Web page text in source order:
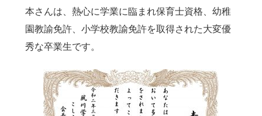
本さんは、熱心に学業に臨まれ保育士資格、幼稚
園教諭免許、小学校教諭免許を取得された大変優
秀な卒業生です。